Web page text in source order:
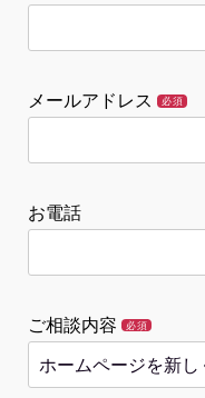
メールアドレス 必須
お電話
ご相談内容 必須